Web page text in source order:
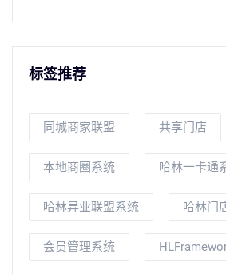
标签推荐
同城商家联盟 共享门店
本地商圈系统 哈林一卡通
哈林异业联盟系统 哈林门
会员管理系统